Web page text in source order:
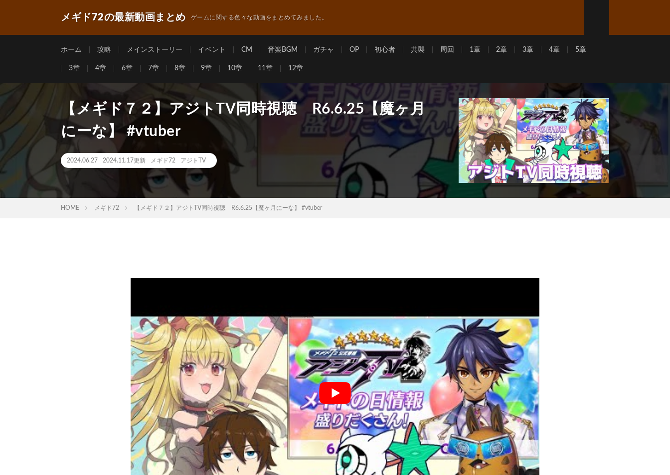
メギド72の最新動画まとめ ゲームに関する色々な動画をまとめてみました。
ホーム 攻略 メインストーリー イベント CM 音楽BGM ガチャ OP 初心者 共襲 周回 1章 2章 3章 4章 5章
3章 4章 6章 7章 8章 9章 10章 11章 12章
【メギド７２】アジトTV同時視聴 R6.6.25【魔ヶ月
にーな】 #vtuber
2024.06.27 2024.11.17更新 メギド72 アジトTV
HOME メギド72 【メギド７２】アジトTV同時視聴 R6.6.25【魔ヶ月にーな】 #vtuber